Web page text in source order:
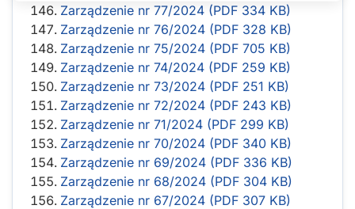
Zarządzenie nr 77/2024 (PDF 334 KB)
Zarządzenie nr 76/2024 (PDF 328 KB)
Zarządzenie nr 75/2024 (PDF 705 KB)
Zarządzenie nr 74/2024 (PDF 259 KB)
Zarządzenie nr 73/2024 (PDF 251 KB)
Zarządzenie nr 72/2024 (PDF 243 KB)
Zarządzenie nr 71/2024 (PDF 299 KB)
Zarządzenie nr 70/2024 (PDF 340 KB)
Zarządzenie nr 69/2024 (PDF 336 KB)
Zarządzenie nr 68/2024 (PDF 304 KB)
Zarządzenie nr 67/2024 (PDF 307 KB)